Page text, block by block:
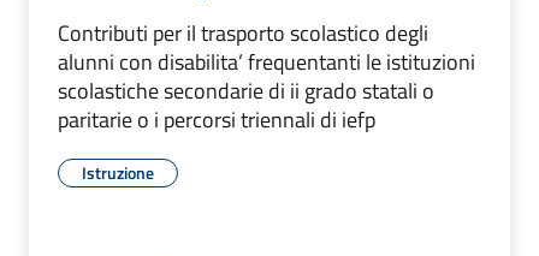
Contributi per il trasporto scolastico degli
alunni con disabilita’ frequentanti le istituzioni
scolastiche secondarie di ii grado statali o
paritarie o i percorsi triennali di iefp
Istruzione